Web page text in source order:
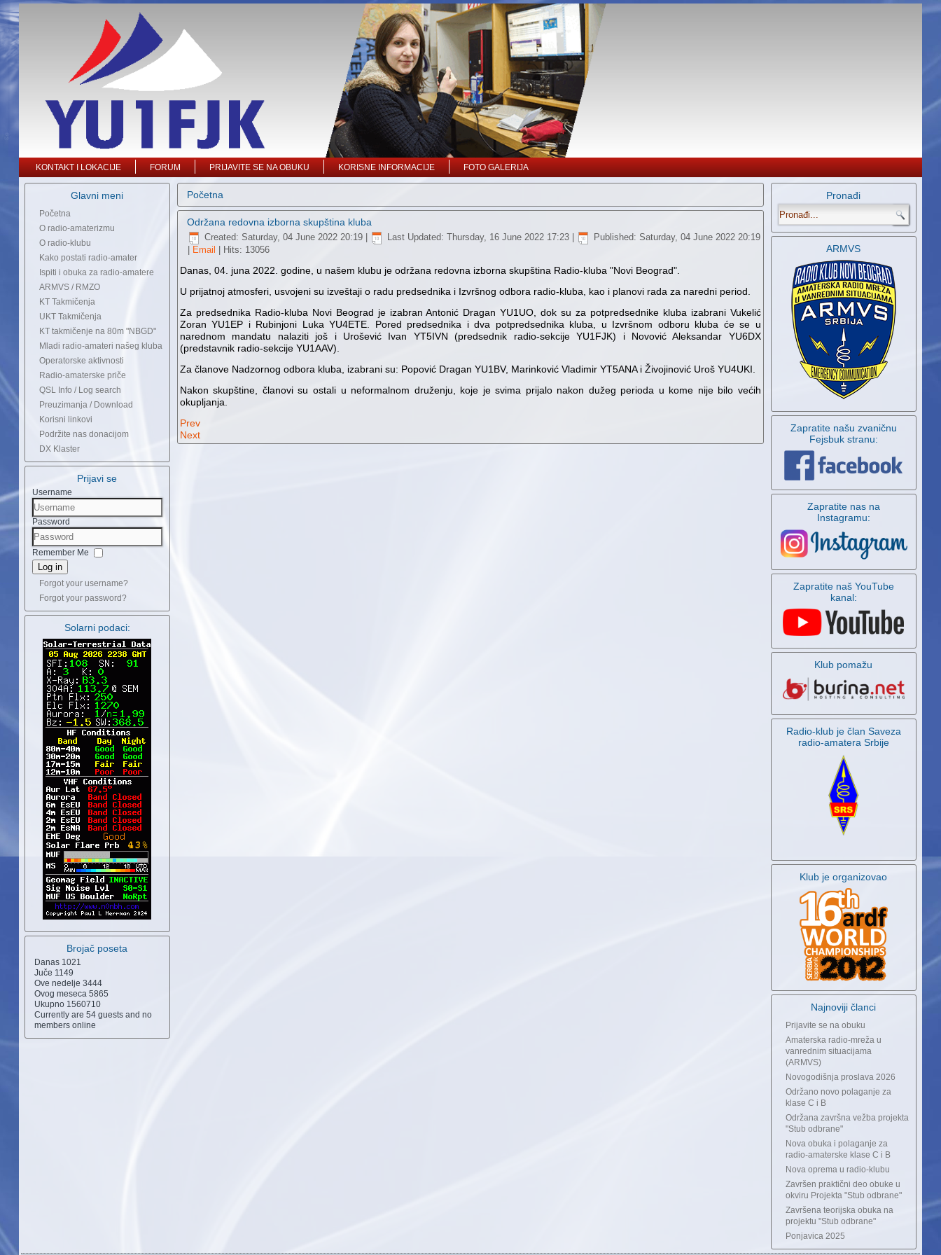
KONTAKT I LOKACIJE FORUM PRIJAVITE SE NA OBUKU KORISNE INFORMACIJE FOTO GALERIJA
Glavni meni
Početna
O radio-amaterizmu
O radio-klubu
Kako postati radio-amater
Ispiti i obuka za radio-amatere
ARMVS / RMZO
KT Takmičenja
UKT Takmičenja
KT takmičenje na 80m "NBGD"
Mladi radio-amateri našeg kluba
Operatorske aktivnosti
Radio-amaterske priče
QSL Info / Log search
Preuzimanja / Download
Korisni linkovi
Podržite nas donacijom
DX Klaster
Prijavi se
Username
Password
Remember Me
Log in
Forgot your username?
Forgot your password?
Solarni podaci:
Brojač poseta
Danas 1021
Juče 1149
Ove nedelje 3444
Ovog meseca 5865
Ukupno 1560710
Currently are 54 guests and no
members online
Početna
Održana redovna izborna skupština kluba
Created: Saturday, 04 June 2022 20:19| Last Updated: Thursday, 16 June 2022 17:23|
Published: Saturday, 04 June 2022 20:19
Email | Hits: 13056
Danas, 04. juna 2022. godine, u našem klubu je održana redovna izborna skupština Radio-kluba "Novi Beograd".
U prijatnoj atmosferi, usvojeni su izveštaji o radu predsednika i Izvršnog odbora radio-kluba, kao i planovi rada za naredni period.
Za predsednika Radio-kluba Novi Beograd je izabran Antonić Dragan YU1UO, dok su za potpredsednike kluba izabrani Vukelić
Zoran YU1EP i Rubinjoni Luka YU4ETE. Pored predsednika i dva potpredsednika kluba, u Izvršnom odboru kluba će se u
narednom mandatu nalaziti još i Urošević Ivan YT5IVN (predsednik radio-sekcije YU1FJK) i Novović Aleksandar YU6DX
(predstavnik radio-sekcije YU1AAV).
Za članove Nadzornog odbora kluba, izabrani su: Popović Dragan YU1BV, Marinković Vladimir YT5ANA i Živojinović Uroš YU4UKI.
Nakon skupštine, članovi su ostali u neformalnom druženju, koje je svima prijalo nakon dužeg perioda u kome nije bilo većih
okupljanja.
Prev
Next
Pronađi
.
ARMVS
Zapratite našu zvaničnu
Fejsbuk stranu:
Zapratite nas na
Instagramu:
Zapratite naš YouTube
kanal:
Klub pomažu
Radio-klub je član Saveza
radio-amatera Srbije
Klub je organizovao
Najnoviji članci
Prijavite se na obuku
Amaterska radio-mreža u
vanrednim situacijama
(ARMVS)
Novogodišnja proslava 2026
Održano novo polaganje za
klase C i B
Održana završna vežba projekta
"Stub odbrane"
Nova obuka i polaganje za
radio-amaterske klase C i B
Nova oprema u radio-klubu
Završen praktični deo obuke u
okviru Projekta "Stub odbrane"
Završena teorijska obuka na
projektu "Stub odbrane"
Ponjavica 2025